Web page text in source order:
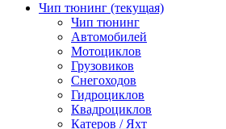
Чип тюнинг (текущая)
Чип тюнинг
Автомобилей
Мотоциклов
Грузовиков
Снегоходов
Гидроциклов
Квадроциклов
Катеров / Яхт